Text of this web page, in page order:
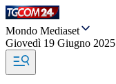
Mondo Mediaset
Giovedì 19 Giugno 2025